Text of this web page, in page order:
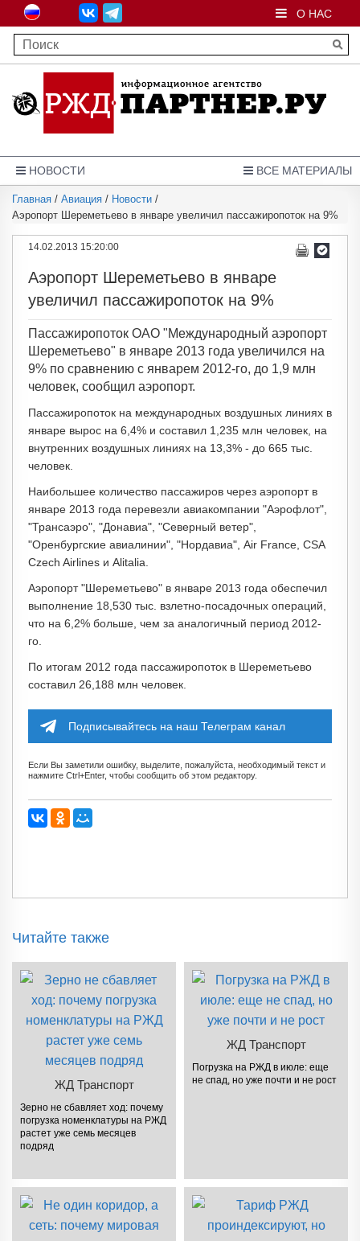
О НАС
ВСЕ МАТЕРИАЛЫ
НОВОСТИ
Главная / Авиация / Новости /
Аэропорт Шереметьево в январе увеличил пассажиропоток на 9%
14.02.2013 15:20:00
Аэропорт Шереметьево в январе
увеличил пассажиропоток на 9%
Пассажиропоток ОАО "Международный аэропорт
Шереметьево" в январе 2013 года увеличился на
9% по сравнению с январем 2012-го, до 1,9 млн
человек, сообщил аэропорт.
Пассажиропоток на международных воздушных линиях в
январе вырос на 6,4% и составил 1,235 млн человек, на
внутренних воздушных линиях на 13,3% - до 665 тыс.
человек.
Наибольшее количество пассажиров через аэропорт в
январе 2013 года перевезли авиакомпании "Аэрофлот",
"Трансаэро", "Донавиа", "Северный ветер",
"Оренбургские авиалинии", "Нордавиа", Air France, CSA
Czech Airlines и Alitalia.
Аэропорт "Шереметьево" в январе 2013 года обеспечил
выполнение 18,530 тыс. взлетно-посадочных операций,
что на 6,2% больше, чем за аналогичный период 2012-
го.
По итогам 2012 года пассажиропоток в Шереметьево
составил 26,188 млн человек.
Подписывайтесь на наш Телеграм канал
Если Вы заметили ошибку, выделите, пожалуйста, необходимый текст и
нажмите Ctrl+Enter, чтобы сообщить об этом редактору.
Читайте также
ЖД Транспорт
Зерно не сбавляет ход: почему
погрузка номенклатуры на РЖД
растет уже семь месяцев
подряд
ЖД Транспорт
Погрузка на РЖД в июле: еще
не спад, но уже почти и не рост